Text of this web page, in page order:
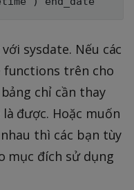
sysdate. Nếu các
functions trên cho
chỉ cần thay
được. Hoặc muốn
thì các bạn tùy
mục đích sử dụng